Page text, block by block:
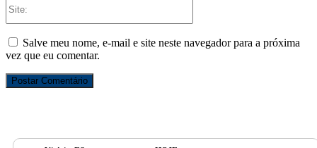
Salve meu nome, e-mail e site neste navegador para a próxima
vez que eu comentar.